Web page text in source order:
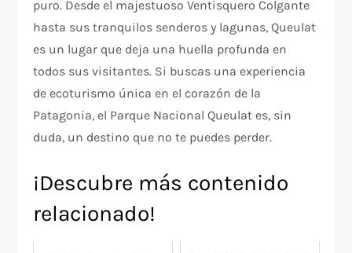
puro. Desde el majestuoso Ventisquero Colgante
hasta sus tranquilos senderos y lagunas, Queulat
es un lugar que deja una huella profunda en
todos sus visitantes. Si buscas una experiencia
de ecoturismo única en el corazón de la
Patagonia, el Parque Nacional Queulat es, sin
duda, un destino que no te puedes perder.
¡Descubre más contenido
relacionado!